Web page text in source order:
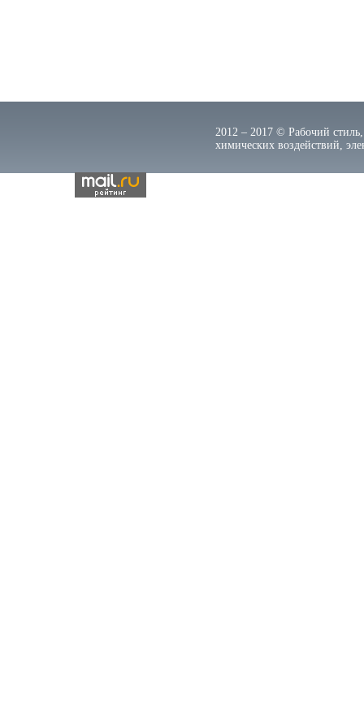
2012 – 2017 © Рабочий
химических воздействий,